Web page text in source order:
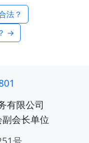
法？
→
有限公司
会长单位